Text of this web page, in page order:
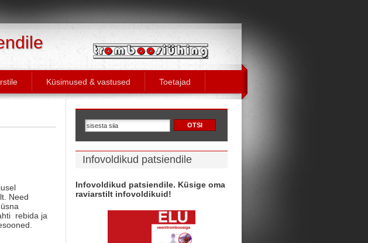
Küsimused & vastused Toetajad
Need
rebida ja
Infovoldikud patsiendile
Infovoldikud patsiendile. Küsige oma
raviarstilt infovoldikuid!